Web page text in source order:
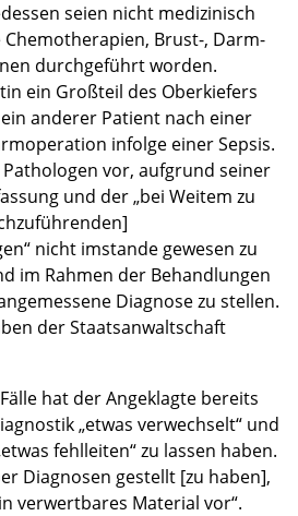
seien nicht medizinisch
Brust-, Darm-
durchgeführt worden.
ein Großteil des Oberkiefers
anderer Patient nach einer
infolge einer Sepsis.
vor, aufgrund seiner
und der „bei Weitem zu
nicht imstande gewesen zu
im Rahmen der Behandlungen
Diagnose zu stellen.
der Staatsanwaltschaft
hat der Angeklagte bereits
„etwas verwechselt“ und
fehlleiten“ zu lassen haben.
Diagnosen gestellt [zu haben],
verwertbares Material vor“.